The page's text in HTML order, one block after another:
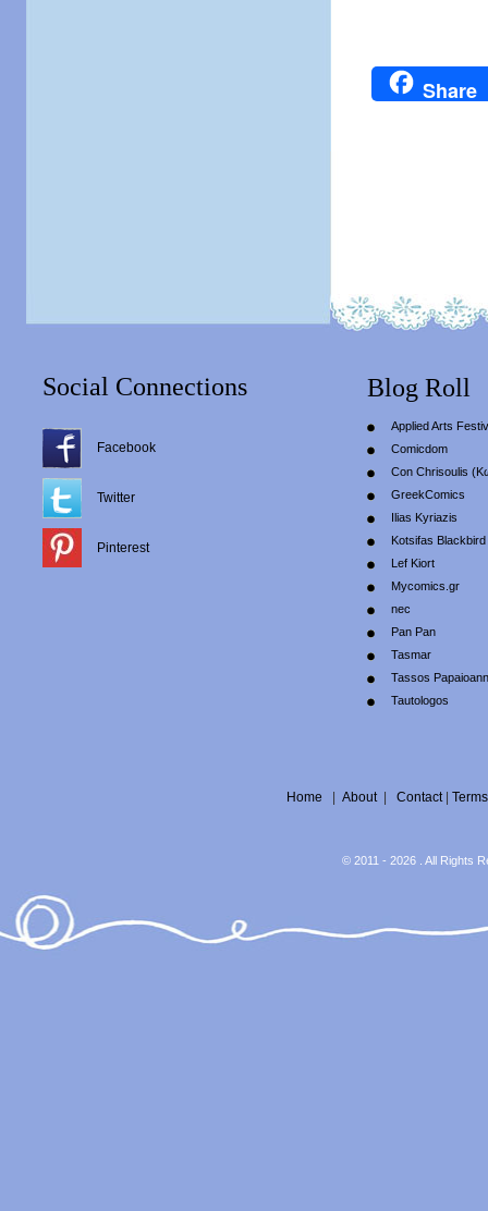
Share
Social Connections
Facebook
Twitter
Pinterest
Blog Roll
Applied Arts
Comicdom
Con Chrisoulis
GreekComics
Ilias Kyriazis
Kotsifas Blackbird
Lef Kiort
Mycomics.gr
nec
Pan Pan
Tasmar
Tassos
Tautologos
Home About| Contact| Terms
© 2011 - 2026 . All Rights